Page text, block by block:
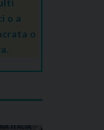
o a
o